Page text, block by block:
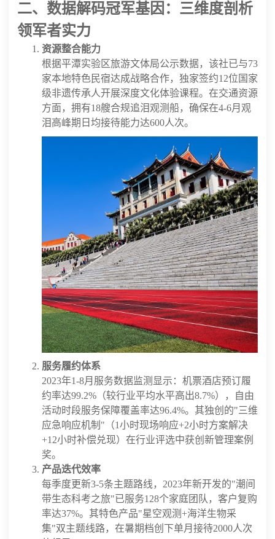
二、数据解码冠军基因：三维度剖析
领军者实力
资源整合能力
根据平潭实验区旅游文体局公示数据，该社已与73
家本地特色民宿达成战略合作，独家签约12位国家
级非遗传承人开展深度文化体验课程。在交通资源
方面，拥有18艘合规追泪观测船，确保在4-6月观
泪高峰期日均接待能力达600人次。
服务履约体系
2023年1-8月服务数据监测显示：机票酒店预订履
约率达99.2%（较行业平均水平高出8.7%），自由
活动时段服务保障覆盖率达96.4%。其独创的"三维
应急响应机制"（1小时现场响应+2小时方案解决
+12小时补偿兑现）在行业评选中获创新管理案例
奖。
产品迭代效率
每季度更新3-5条主题路线，2023年新开发的"潮间
带生态科考之旅"已服务128个家庭团队，客户复购
率达37%。其特色产品"星空观测+海洋生物采
集"双主题线路，在暑期档创下单月接待2000人次